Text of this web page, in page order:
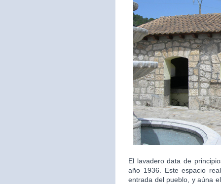
El lavadero data de
año 1936. Este espacio
entrada del pueblo, y aúna